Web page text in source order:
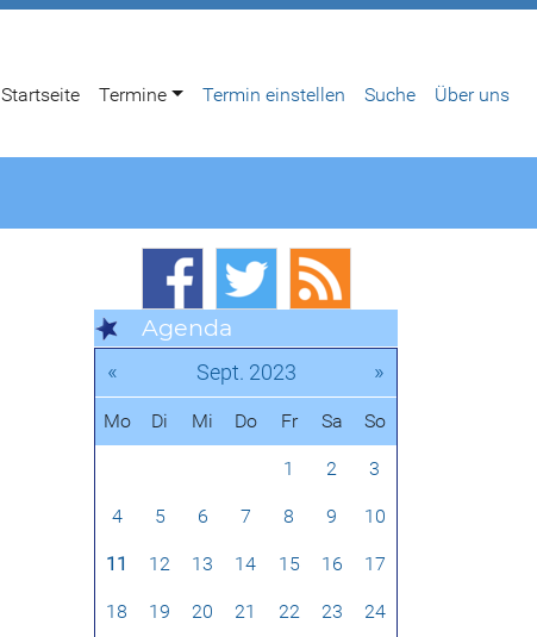
Startseite Termine Termin einstellen Suche Über uns
Agenda
« Sept. 2023 »
Mo Di Mi Do Fr Sa So
1 2 3
4 5 6 7 8 9 10
11 12 13 14 15 16 17
18 19 20 21 22 23 24